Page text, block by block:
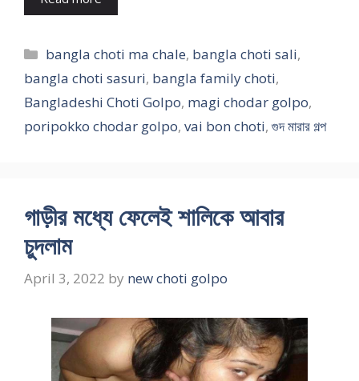
Categories
bangla choti ma chale, bangla choti sali,
bangla choti sasuri, bangla family choti,
Bangladeshi Choti Golpo, magi chodar golpo,
poripokko chodar golpo, vai bon choti, গুদ মারার গল্প
গাড়ীর মধ্যে ফেলেই শালিকে আবার
চুদলাম
April 3, 2022 by new choti golpo